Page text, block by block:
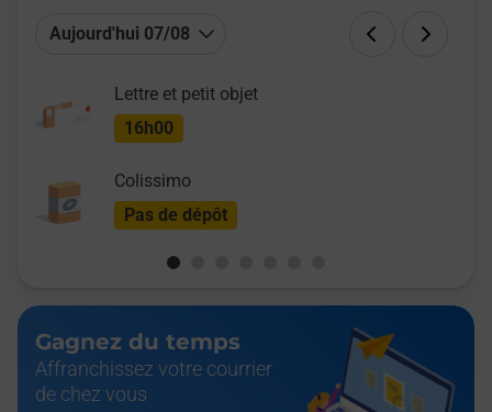
Aujourd'hui 07/08
Lettre et petit objet
16h00
Colissimo
Pas de dépôt
Gagnez du temps
Affranchissez votre courrier
de chez vous